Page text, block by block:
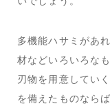
多機能ハサミがあ
材などいろいろな
刃物を用意してい
を備えたものなら